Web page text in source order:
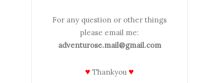
For any question or other things
please email me:
adventurose.mail@gmail.com
♥ Thankyou ♥